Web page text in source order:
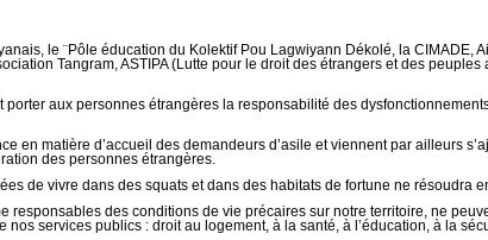
le ¨Pôle éducation du Kolektif Pou Lagwiyann Dékolé, la
Tangram, ASTIPA (Lutte pour le droit des étrangers et des
porter aux personnes étrangères la responsabilité des
en matière d’accueil des demandeurs d’asile et viennent par ailleurs
des personnes étrangères.
de vivre dans des squats et dans des habitats de fortune ne résoudra
des conditions de vie précaires sur notre territoire, ne
services publics : droit au logement, à la santé, à l’éducation, à la